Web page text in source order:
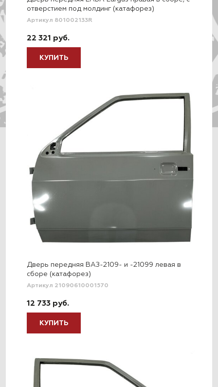
отверстием под молдинг (катафорез)
Артикул 801002133R
22 321 руб.
КУПИТЬ
Дверь передняя ВАЗ-2109- и -21099 левая в
сборе (катафорез)
Артикул 21090610001570
12 733 руб.
КУПИТЬ